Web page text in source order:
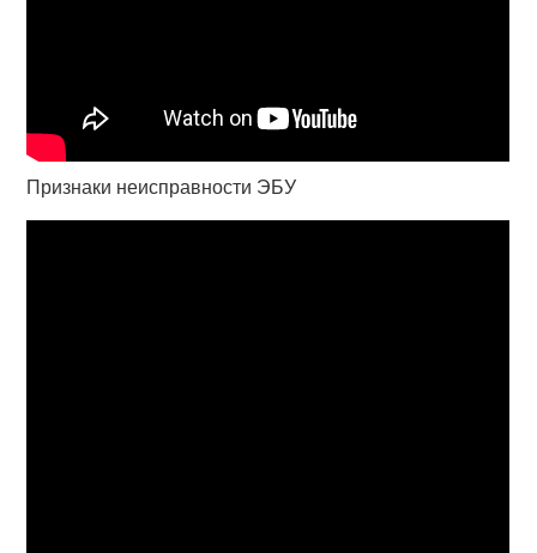
Признаки неисправности ЭБУ